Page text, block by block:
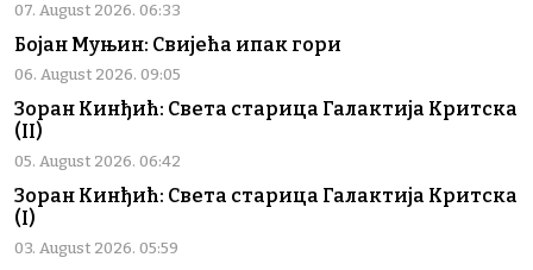
07. August 2026. 06:33
Бојан Муњин: Свијећа ипак гори
06. August 2026. 09:05
Зоран Кинђић: Света старица Галактија Критска
(II)
05. August 2026. 06:42
Зоран Кинђић: Света старица Галактија Критска
(I)
03. August 2026. 05:59